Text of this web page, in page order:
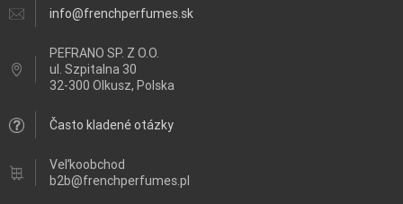
info@frenchperfumes.sk
PEFRANO SP. Z O.O.
ul. Szpitalna 30
32-300 Olkusz, Polska
Často kladené otázky
Veľkoobchod
b2b@frenchperfumes.pl